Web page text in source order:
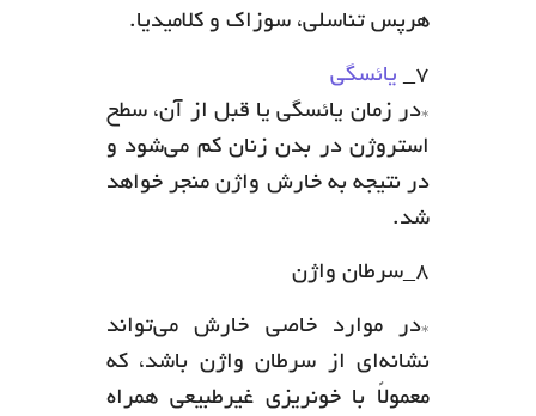
هرپس تناسلی، سوزاک و کلامیدیا.
۷_
یائسگی
*در زمان یائسگی یا قبل از آن، سطح
استروژن در بدن زنان کم می‌شود و
در نتیجه به خارش واژن منجر خواهد
شد.
۸_سرطان واژن
*در موارد خاصی خارش می‌تواند
نشانه‌ای از سرطان واژن باشد، که
معمولاً با خونریزی غیرطبیعی همراه